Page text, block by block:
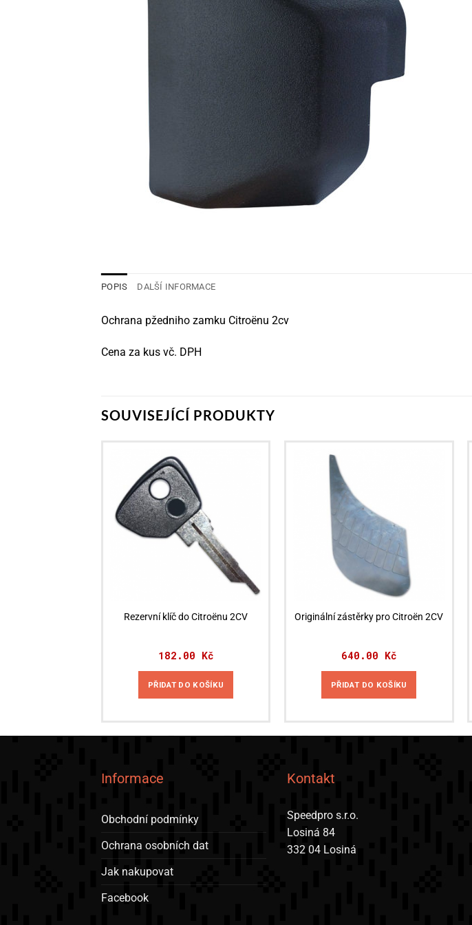
POPIS DALŠÍ INFORMACE
Ochrana pžedniho zamku Citroënu 2cv
Cena za kus vč. DPH
SOUVISEJÍCÍ PRODUKTY
Rezervní klíč do Citroënu 2CV
182.00 Kč
PŘIDAT DO KOŠÍKU
Originální zástěrky pro Citroën 2CV
640.00 Kč
PŘIDAT DO KOŠÍKU
Informace
Obchodní podmínky
Ochrana osobních dat
Jak nakupovat
Facebook
Kontakt
Speedpro s.r.o.
Losiná 84
332 04 Losiná